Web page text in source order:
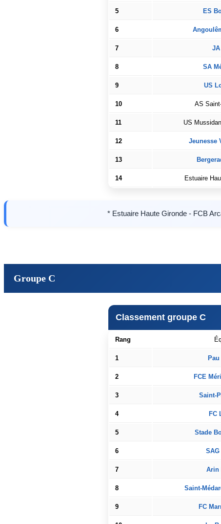
5 ES
6
7
8 SA
9 US
10 AS
11 US
12 Jeunesse
13
14 Estuaire
* Estuaire Haute Gironde - FCB
Groupe C
Classement groupe C
Rang
1
2 FCE
3 Saint-
4 FC
5 Stade
6 SAG
7 Arin
8 Saint-
9 FC